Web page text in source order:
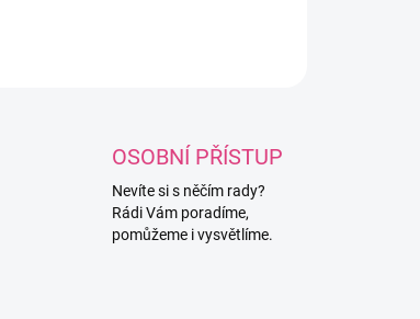
OSOBNÍ PŘÍSTUP
Nevíte si s něčím rady?
Rádi Vám poradíme,
pomůžeme i vysvětlíme.